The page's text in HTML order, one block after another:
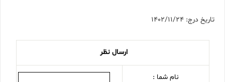
تاریخ درج: 1402/11/24
ارسال نظر
نام شما :